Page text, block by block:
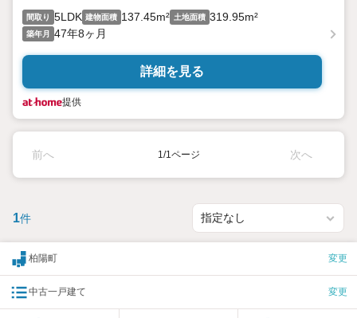
間取り 5LDK 建物面積 137.45m² 土地面積 319.95m²
築年月 47年8ヶ月
詳細を見る
提供
前へ 1/1ページ 次へ
1件
柏陽町 変更
中古一戸建て 変更